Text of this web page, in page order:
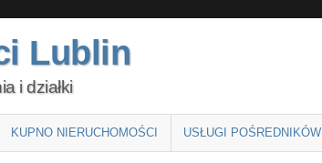
Lublin
i działki
KUPNO NIERUCHOMOŚCI USŁUGI POŚREDNIKÓW